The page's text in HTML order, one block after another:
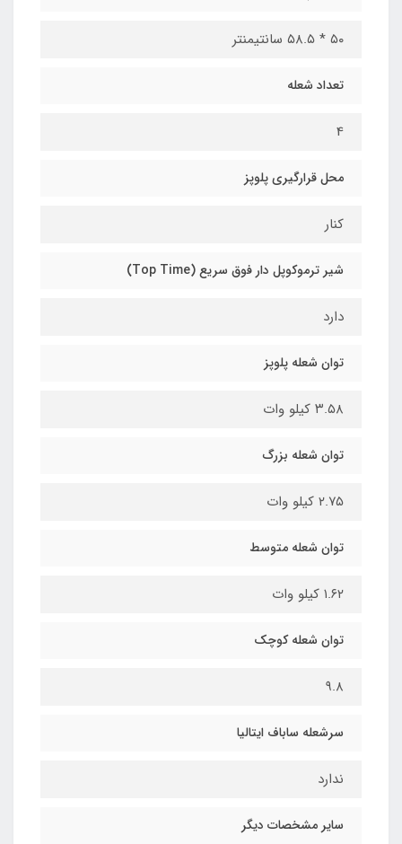
۵۰ * ۵۸.۵ سانتیمنتر
تعداد شعله
4
محل قرارگیری پلوپز
کنار
شیر ترموکوپل دار فوق سریع (Top Time)
دارد
توان شعله پلوپز
۳.۵۸ کیلو وات
توان شعله بزرگ
۲.۷۵ کیلو وات
توان شعله متوسط
۱.۶۲ کیلو وات
توان شعله کوچک
۹.۸
سرشعله ساباف ایتالیا
ندارد
سایر مشخصات دیگر